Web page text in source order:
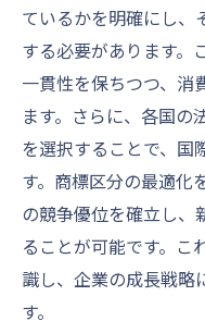
ているかを明確にし、
する必要があります。
一貫性を保ちつつ、消
ます。さらに、各国の
を選択することで、国
す。商標区分の最適化
の競争優位を確立し、
ることが可能です。こ
識し、企業の成長戦略
す。